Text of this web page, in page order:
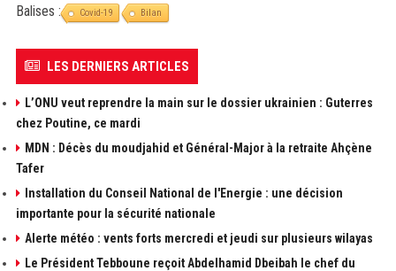
Balises : Covid-19 Bilan
LES DERNIERS ARTICLES
L’ONU veut reprendre la main sur le dossier ukrainien : Guterres
chez Poutine, ce mardi
MDN : Décès du moudjahid et Général-Major à la retraite Ahçène
Tafer
Installation du Conseil National de l'Energie : une décision
importante pour la sécurité nationale
Alerte météo : vents forts mercredi et jeudi sur plusieurs wilayas
Le Président Tebboune reçoit Abdelhamid Dbeibah le chef du